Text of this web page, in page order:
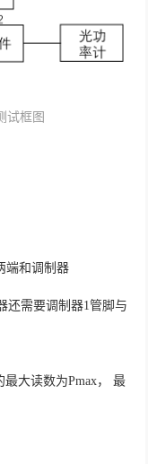
试框图
端和调制器
还需要调制器1管脚与
最大读数为Pmax， 最